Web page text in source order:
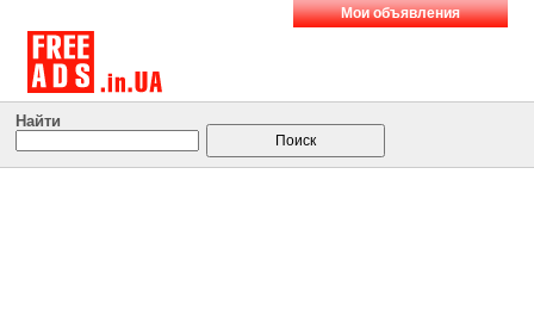
Мои объявления
Найти